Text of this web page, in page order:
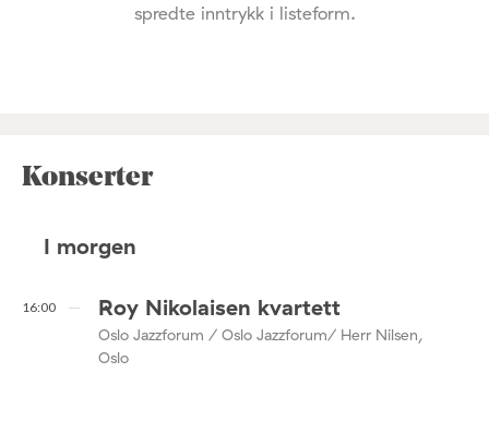
spredte inntrykk i listeform.
Konserter
I morgen
16:00 Roy Nikolaisen kvartett
Oslo Jazzforum / Oslo Jazzforum/ Herr Nilsen,
Oslo